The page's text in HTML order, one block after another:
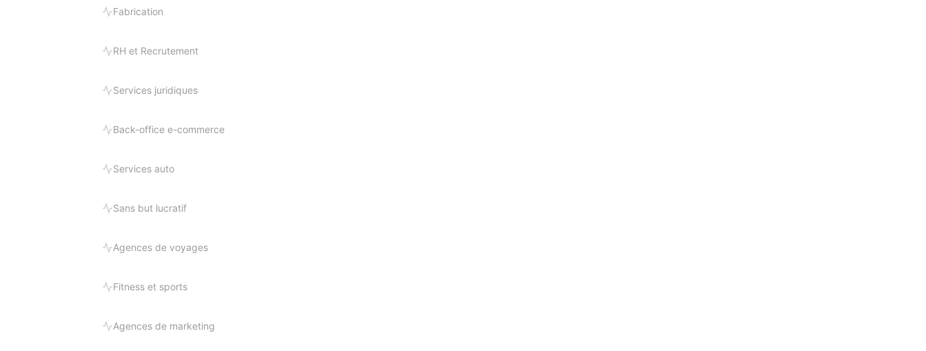
Fabrication
RH et Recrutement
Services juridiques
Back-office e-commerce
Services auto
Sans but lucratif
Agences de voyages
Fitness et sports
Agences de marketing